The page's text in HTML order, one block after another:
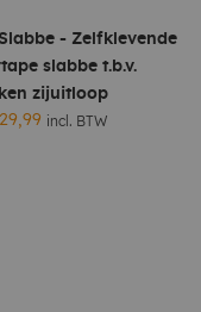
- Zelfklevende
slabbe t.b.v.
zijuitloop
29,99 incl. BTW